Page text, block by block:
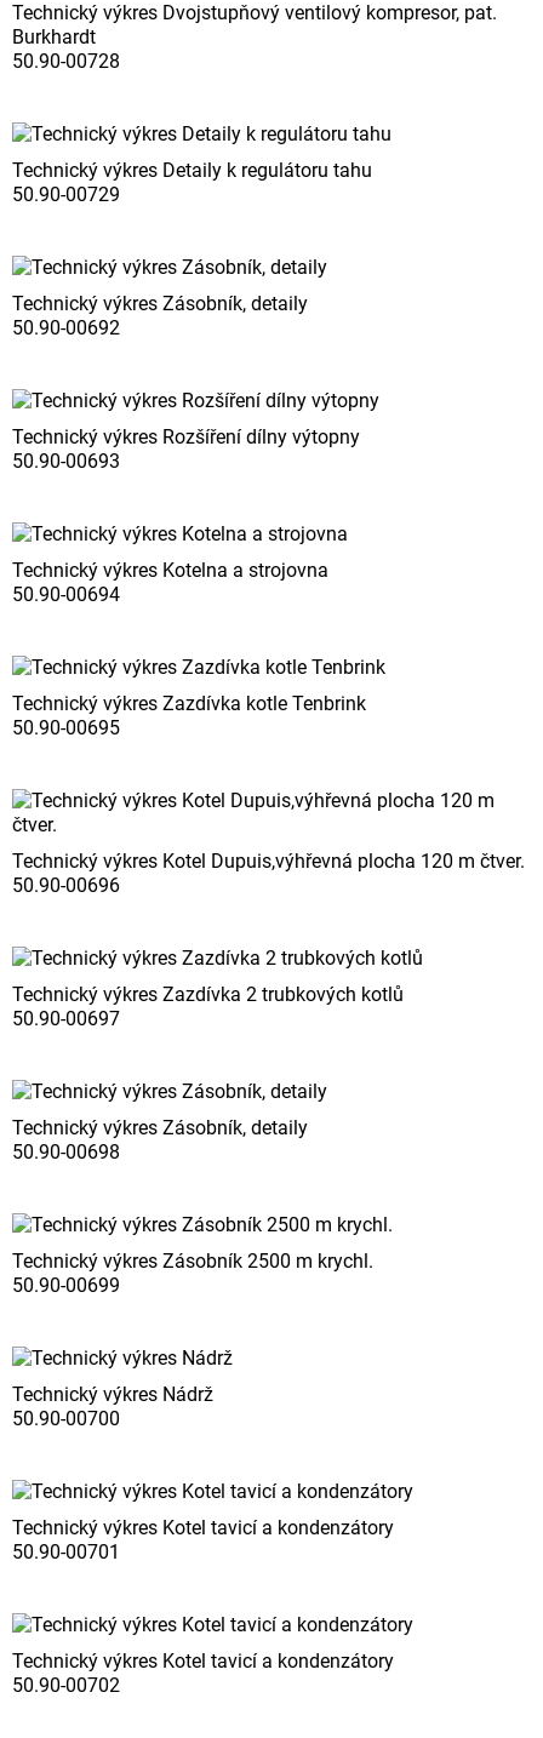
Technický výkres Dvojstupňový ventilový kompresor, pat.
Burkhardt
50.90-00728
Technický výkres Detaily k regulátoru tahu
50.90-00729
Technický výkres Zásobník, detaily
50.90-00692
Technický výkres Rozšíření dílny výtopny
50.90-00693
Technický výkres Kotelna a strojovna
50.90-00694
Technický výkres Zazdívka kotle Tenbrink
50.90-00695
Technický výkres Kotel Dupuis,výhřevná plocha 120 m čtver.
50.90-00696
Technický výkres Zazdívka 2 trubkových kotlů
50.90-00697
Technický výkres Zásobník, detaily
50.90-00698
Technický výkres Zásobník 2500 m krychl.
50.90-00699
Technický výkres Nádrž
50.90-00700
Technický výkres Kotel tavicí a kondenzátory
50.90-00701
Technický výkres Kotel tavicí a kondenzátory
50.90-00702